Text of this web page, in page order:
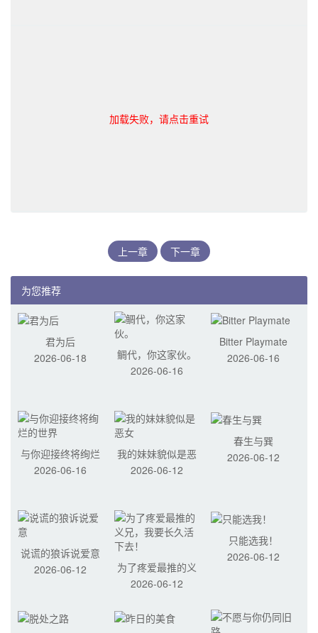
加载失败，请点击重试
上一章 下一章
为您推荐
君为后
2026-06-18
鲷代，你这家伙。
2026-06-16
Bitter Playmate
2026-06-16
与你迎接终将绚烂
的世界
2026-06-16
我的妹妹貌似是恶
女
2026-06-12
春生与巽
2026-06-12
说谎的狼诉说爱意
2026-06-12
为了疼爱最推的义
兄，我要长久活下
2026-06-12
只能选我！
2026-06-12